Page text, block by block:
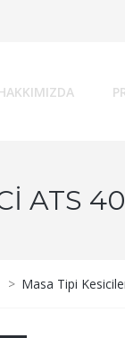
ATS
> Masa Tipi